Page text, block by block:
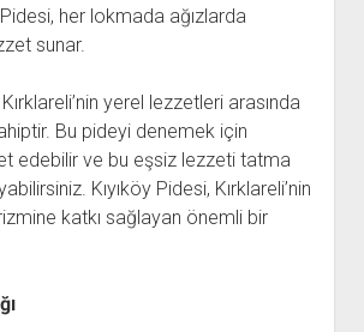
Pidesi, her lokmada ağızlarda
sunar.
yerel lezzetleri arasında
Bu pideyi denemek için
edebilir ve bu eşsiz lezzeti tatma
Kıyıköy Pidesi, Kırklareli’nin
katkı sağlayan önemli bir